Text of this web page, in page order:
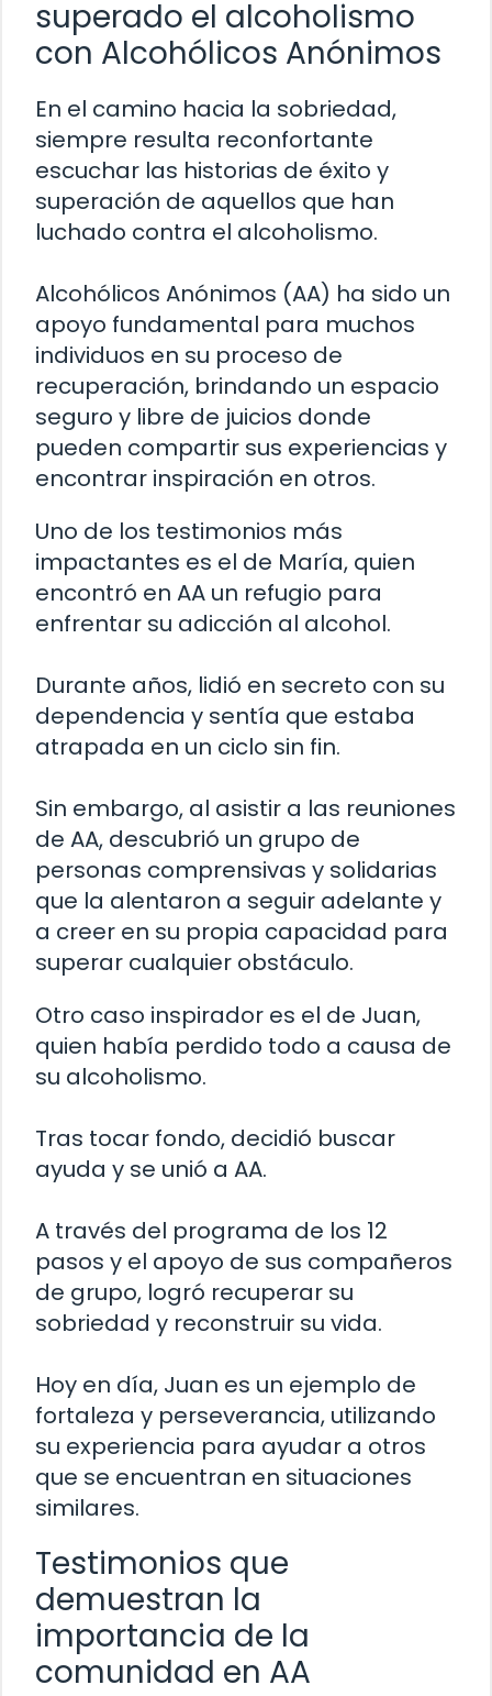
superado el alcoholismo
con Alcohólicos Anónimos
En el camino hacia la sobriedad,
siempre resulta reconfortante
escuchar las historias de éxito y
superación de aquellos que han
luchado contra el alcoholismo.
Alcohólicos Anónimos (AA) ha sido un
apoyo fundamental para muchos
individuos en su proceso de
recuperación, brindando un espacio
seguro y libre de juicios donde
pueden compartir sus experiencias y
encontrar inspiración en otros.
Uno de los testimonios más
impactantes es el de María, quien
encontró en AA un refugio para
enfrentar su adicción al alcohol.
Durante años, lidió en secreto con su
dependencia y sentía que estaba
atrapada en un ciclo sin fin.
Sin embargo, al asistir a las reuniones
de AA, descubrió un grupo de
personas comprensivas y solidarias
que la alentaron a seguir adelante y
a creer en su propia capacidad para
superar cualquier obstáculo.
Otro caso inspirador es el de Juan,
quien había perdido todo a causa de
su alcoholismo.
Tras tocar fondo, decidió buscar
ayuda y se unió a AA.
A través del programa de los 12
pasos y el apoyo de sus compañeros
de grupo, logró recuperar su
sobriedad y reconstruir su vida.
Hoy en día, Juan es un ejemplo de
fortaleza y perseverancia, utilizando
su experiencia para ayudar a otros
que se encuentran en situaciones
similares.
Testimonios que
demuestran la
importancia de la
comunidad en AA